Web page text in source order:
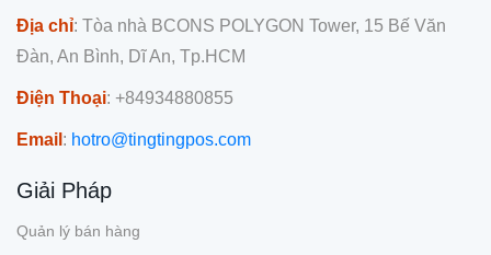
Địa chỉ: Tòa nhà BCONS POLYGON Tower, 15 Bế Văn
Đàn, An Bình, Dĩ An, Tp.HCM
Điện Thoại: +84934880855
Email : hotro@tingtingpos.com
Giải Pháp
Quản lý bán hàng